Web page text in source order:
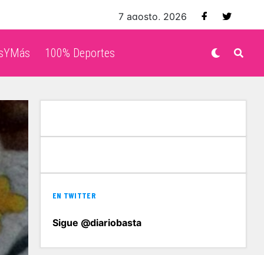
7 agosto, 2026
100% Deportes
EN TWITTER
Sigue @diariobasta